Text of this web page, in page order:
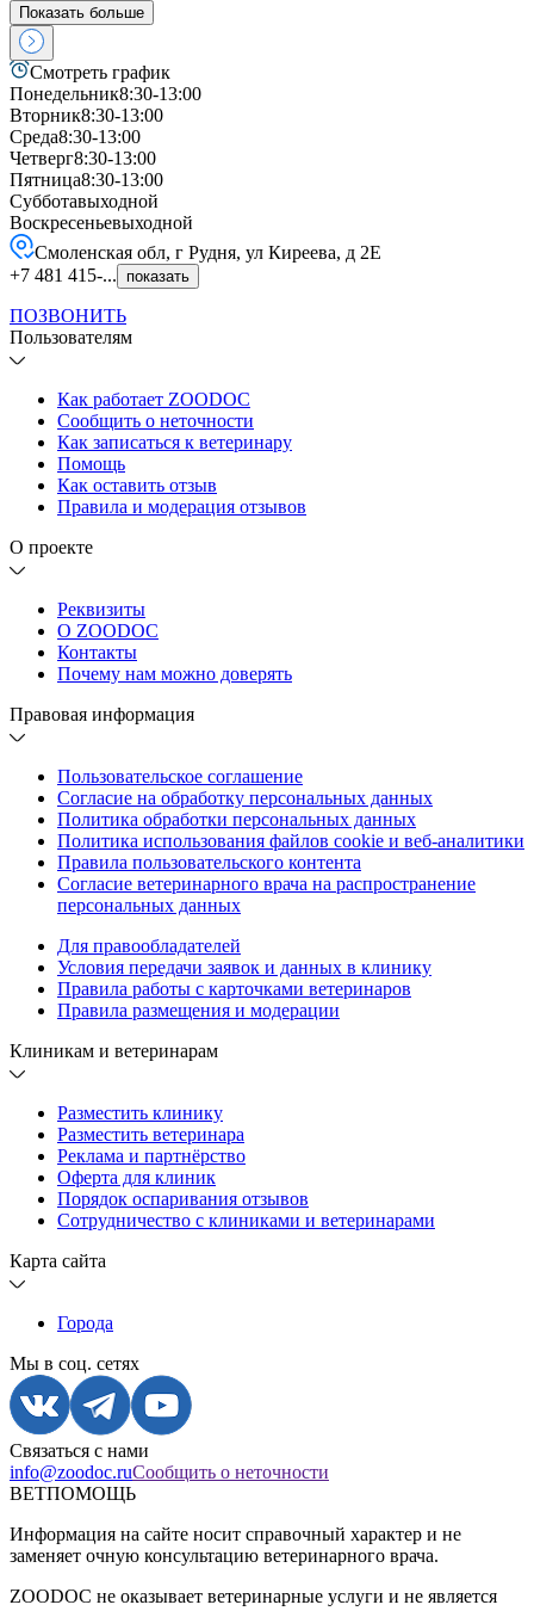
Показать больше
Смотреть график
Понедельник8:30-13:00
Вторник8:30-13:00
Среда8:30-13:00
Четверг8:30-13:00
Пятница8:30-13:00
Субботавыходной
Воскресеньевыходной
Смоленская обл, г Рудня, ул Киреева, д 2Е
+7 481 415-...
показать
ПОЗВОНИТЬ
Пользователям
Как работает ZOODOC
Сообщить о неточности
Как записаться к ветеринару
Помощь
Как оставить отзыв
Правила и модерация отзывов
О проекте
Реквизиты
О ZOODOC
Контакты
Почему нам можно доверять
Правовая информация
Пользовательское соглашение
Согласие на обработку персональных данных
Политика обработки персональных данных
Политика использования файлов cookie и веб-аналитики
Правила пользовательского контента
Согласие ветеринарного врача на распространение
персональных данных
Для правообладателей
Условия передачи заявок и данных в клинику
Правила работы с карточками ветеринаров
Правила размещения и модерации
Клиникам и ветеринарам
Разместить клинику
Разместить ветеринара
Реклама и партнёрство
Оферта для клиник
Порядок оспаривания отзывов
Сотрудничество с клиниками и ветеринарами
Карта сайта
Города
Мы в соц. сетях
Связаться с нами
info@zoodoc.ruСообщить о неточности
ВЕТПОМОЩЬ
Информация на сайте носит справочный характер и не
заменяет очную консультацию ветеринарного врача.
ZOODOC не оказывает ветеринарные услуги и не является